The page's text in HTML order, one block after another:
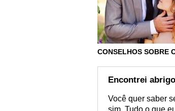
CONSELHOS SOBRE
Encontrei
Você quer saber
sim. Tudo o que